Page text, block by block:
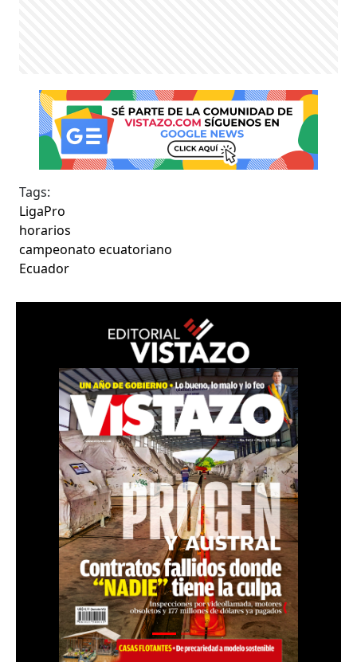
Tags:
LigaPro
horarios
campeonato ecuatoriano
Ecuador